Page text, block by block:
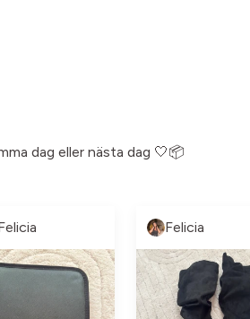
dag eller nästa dag 🤍📦
Felicia